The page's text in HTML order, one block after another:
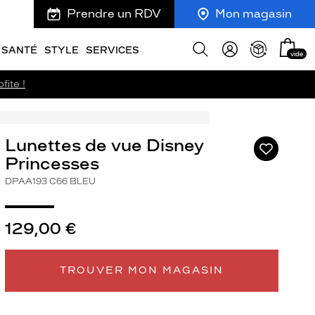
Prendre un RDV Mon magasin
SANTÉ STYLE SERVICES
Afficher
Mon
panier
vide
!
Ajouter
à
Lunettes de vue Disney
Princesses
DPAA193 C66 BLEU
129,00 €
TROUVER MON MAGASIN